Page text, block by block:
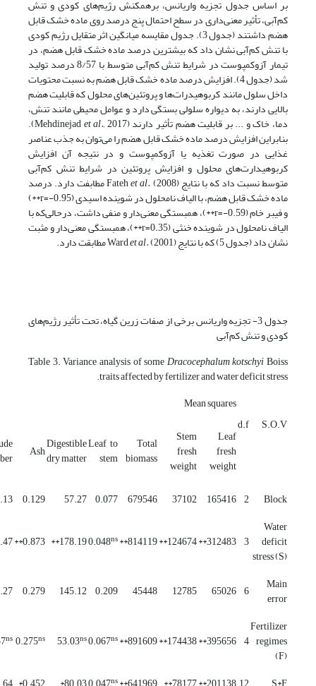
بر اساس جدول تجزیه واریانس، برهمکنش رژیم‌های کودی و تنش
کم‌آبی، تأثیر معنی‌داری در سطح احتمال پنج درصد روی ماده خشک قابل
هضم داشتند (جدول 3). جدول مقایسه میانگین اثر متقایل رژیم کودی
با تنش کم‌آبی نشان داد که بیشترین درصد ماده خشک قابل هضم، در
تیمار آزوکمپوست در شرایط تنش کم‌آبی متوسط با 8/57 درصد تولید
شد (جدول 4). افزایش درصد ماده خشک قابل هضم به نسبت محتویات
داخل سلول مانند کربوهیدرات‌ها و پروتئین‌های محلول که قابلیت هضم
بالایی دارند، به دیواره سلولی بستگی دارد و عوامل محیطی مانند تنش،
دما، خاک و ... بر قابلیت هضم تأثیر دارند (Mehdinejad et al.,
2017).
بنابراین افزایش درصد ماده خشک قابل هضم را می‌توان به جذب عناصر
غذایی در صورت تغذیه یا آزوکمپوست و در نتیجه آن افزایش
کربوهیدارت‌های محلول و افزایش پروتئین در شرایط تنش کم‌آبی
متوسط نسبت داد که با نتایج Fateh et al. (2008) مطابفت دارد. درصد
ماده خشک قابل هضم، با الیاف نامحلول در شوینده اسیدی (r=-0.95**)
و فیبر خام (r=-0.59**)، همبستگی معنی‌دار و منفی داشت، درحالی‌که با
الیاف نامحلول در شوینده خنثی (r=0.35**)، همبستگی معنی‌دار و مثبت
نشان داد (جدول 5) که با نتایج Ward et al.(2001) مطابقت دارد.
جدول 3- تجزیه واریانس برخی از صفات زرین گیاه، تحت تأثیر رژیم‌های
کودی و تنش کم‌آبی
Table 3. Variance analysis of someDracocephalum kotschyiBoiss
traits affected by fertilizer and water deficit stress.
S.O.V
d.f
Mean squares
Leaf
fresh
weight
Stem
fresh
weight
Total
biomass
Leaf to
stem
Digestible
dry matter
Ash
Block
2
165416
37102
679546
0.077
57.27
0.129
Water
deficit
stress (S)
3
312483**
124674**
814119**
0.048ns
178.19**
0.873**
Main
error
6
65026
12785
45448
0.209
145.12
0.279
Fertilizer
regimes
(F)
4
395656**
174438**
891609**
0.067ns
53.03ns
0.275ns
ns
ns